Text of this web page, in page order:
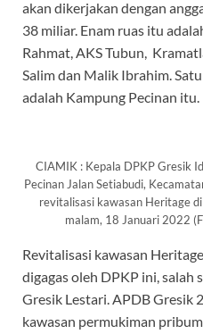
akan dikerjakan dengan
38 miliar. Enam ruas itu
Rahmat, AKS Tubun,
Salim dan Malik Ibrahim.
adalah Kampung Pecinan itu.
CIAMIK : Kepala DPKP Gresik
Pecinan Jalan Setiabudi,
revitalisasi kawasan Heritage
malam, 18 Januari 2022
Revitalisasi kawasan
digagas oleh DPKP ini, salah
Gresik Lestari. APDB Gresik
kawasan permukiman